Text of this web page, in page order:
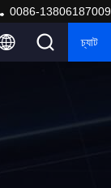
0086-13806187009
চ্যাট